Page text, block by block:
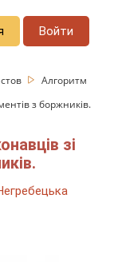
Войти
Алгоритм
з боржників.
зі